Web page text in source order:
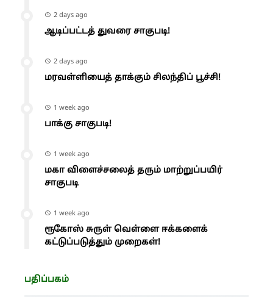
2 days ago
ஆடிப்பட்டத் துவரை சாகுபடி!
2 days ago
மரவள்ளியைத் தாக்கும் சிலந்திப் பூச்சி!
1 week ago
பாக்கு சாகுபடி!
1 week ago
மகா விளைச்சலைத் தரும் மாற்றுப்பயிர்
சாகுபடி
1 week ago
ரூகோஸ் சுருள் வெள்ளை ஈக்களைக்
கட்டுப்படுத்தும் முறைகள்!
பதிப்பகம்